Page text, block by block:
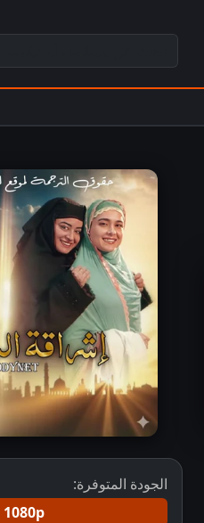
الجودة المتوفرة:
1080p